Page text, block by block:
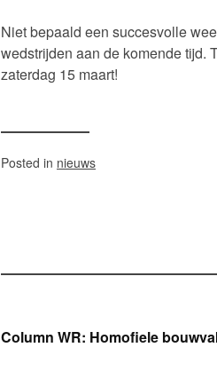
Niet bepaald een succesvolle
wedstrijden aan de komende tijd.
zaterdag 15 maart!
Posted in nieuws
Bericht
Column WR: Homofiele